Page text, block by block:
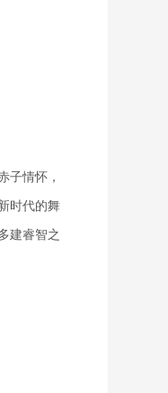
子情怀，
时代的舞
建睿智之